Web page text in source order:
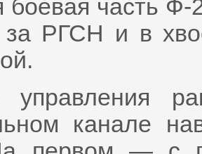
боевая часть
РГСН и в
управления
канале